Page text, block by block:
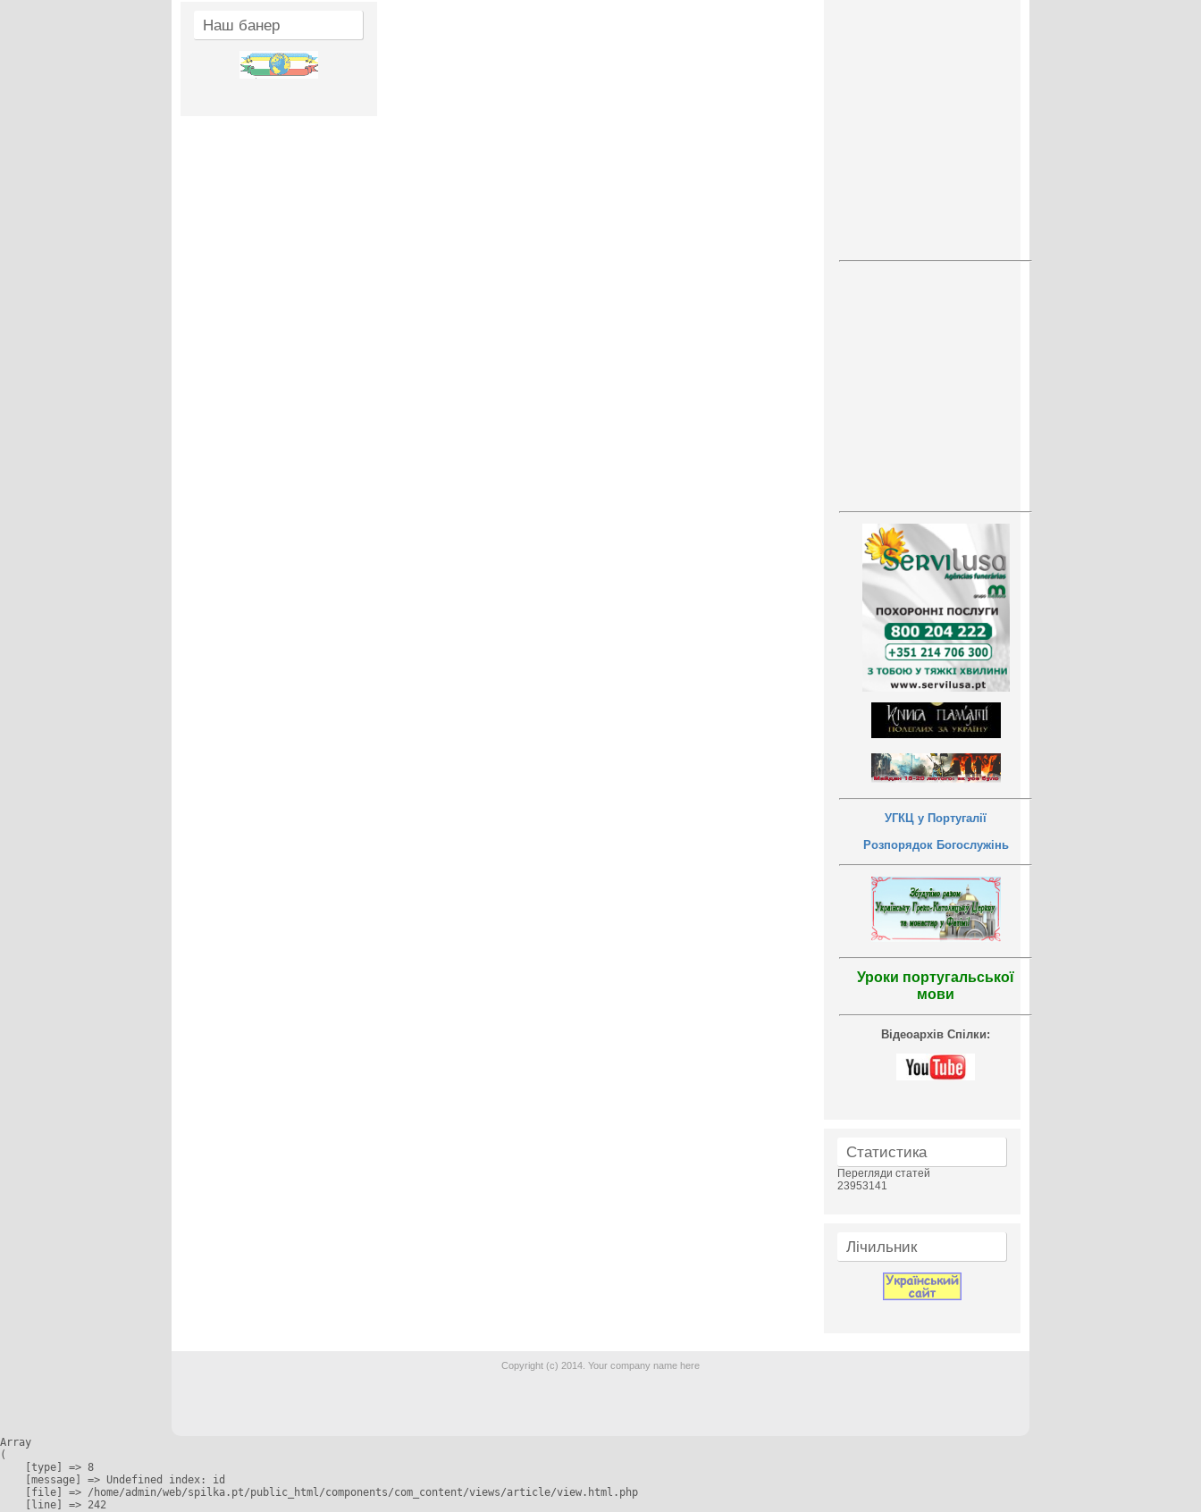
Наш банер
УГКЦ у Португалії
Розпорядок Богослужінь
Уроки португальської
мови
Відеоархів Спілки:
Статистика
Перегляди статей
23953141
Лічильник
Copyright (c) 2014. Your company name here
Array
(
    [type] => 8
    [message] => Undefined index: id
    [file] => /home/admin/web/spilka.pt/public_html/components/com_content/views/article/view.html.php
    [line] => 242